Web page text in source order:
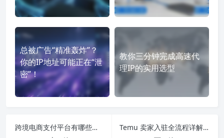
总被广告“精准轰炸”？
你的IP地址可能正在“泄
密”！
教你三分钟完成高速代
理IP的实用选型
跨境电商支付平台有哪些？2025 年主流平台盘点 + 选型建议
Temu 卖家入驻全流程详解（新手版）：条件、步骤、常见问题一次说清